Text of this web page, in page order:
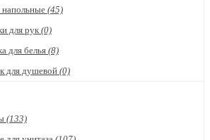
(45)
для рук(0)
для белья (8)
для душевой (0)
(133)